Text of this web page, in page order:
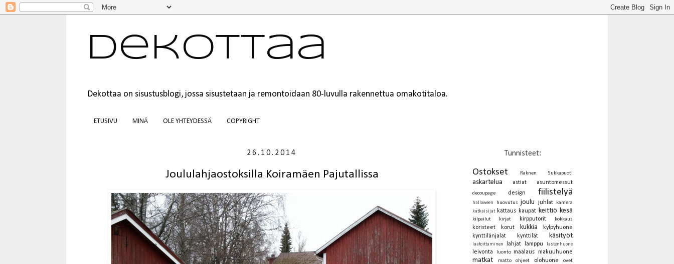
Dekottaa
Dekottaa on sisustusblogi, jossa sisustetaan ja remontoidaan 80-luvulla rakennettua omakotitaloa.
ETUSIVU MINÄ OLE YHTEYDESSÄ COPYRIGHT
26.10.2014
Joululahjaostoksilla Koiramäen Pajutallissa
Tunnisteet:
Ostokset Raknen Sukkapuoti
askartelua astiat asuntomessut
decoupage design fiilistelyä
halloween huovutus joulu juhlat kamera
katkaisijat kattaus kaupat keittiö kesä
kilpailut kirjat kirpputorit kokkaus
koristeet korut kukkia
kylpyhuone
kynttilänjalat
kynttilät käsityöt
laatoittaminen lahjat lamppu lastenhuone
leivonta luonto maalaus makuuhuone
matkat matto ohjeet olohuone
ovet